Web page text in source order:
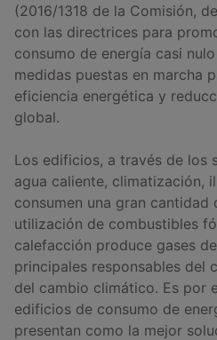
(2016/1318 de la Comisión,
con las directrices para
consumo de energía casi
medidas puestas en marcha
eficiencia energética y
global.
Los edificios, a través de los
agua caliente, climatización,
consumen una gran cantidad
utilización de combustibles
calefacción produce gases
principales responsables del
del cambio climático. Es por
edificios de consumo de
presentan como la mejor